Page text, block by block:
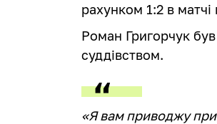
рахунком 1:2 в
Роман Григорчук
суддівством.
«Я вам приводжу